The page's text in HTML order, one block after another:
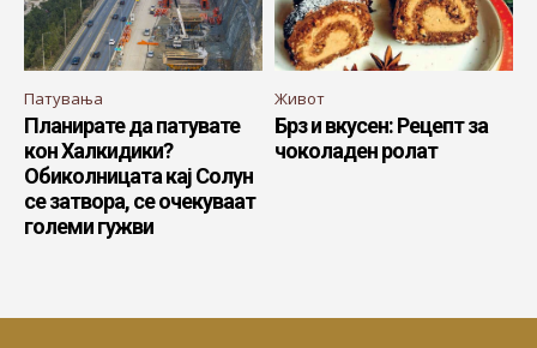
Патувања
Планирате да патувате
кон Халкидики?
Обиколницата кај Солун
се затвора, се очекуваат
големи гужви
Живот
Брз и вкусен: Рецепт за
чоколаден ролат